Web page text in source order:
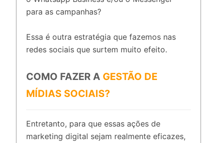
para as campanhas?
Essa é outra estratégia que fazemos nas
redes sociais que surtem muito efeito.
COMO FAZER A GESTÃO DE
MÍDIAS SOCIAIS?
Entretanto, para que essas ações de
marketing digital sejam realmente eficazes,